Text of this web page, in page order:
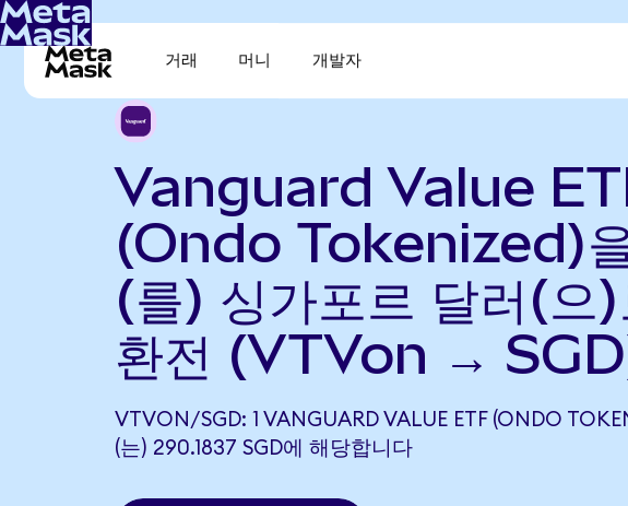
거래 머니 개발자
Vanguard Value
(Ondo Tokenized)
(를) 싱가포르 달러(으)
환전 (VTVon →
VTVON/SGD: 1 VANGUARD VALUE ETF (ONDO
(는) 290.1837 SGD에 해당합니다